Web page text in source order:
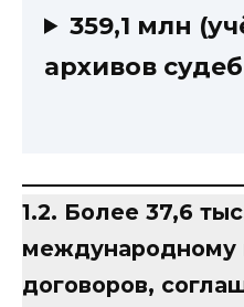
359,1 млн
архивов
1.2. Более 37,6
международному
договоров,